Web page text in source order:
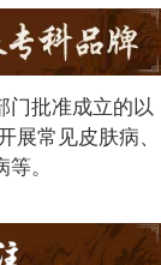
门批准成立的以
展常见皮肤病、
。